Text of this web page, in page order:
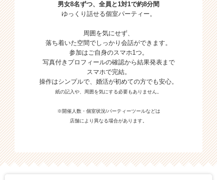
男女8名ずつ、全員と1対1で約8分間
ゆっくり話せる個室パーティー。
周囲を気にせず、
落ち着いた空間でしっかり会話ができます。
参加はご自身のスマホ1つ。
写真付きプロフィールの確認から結果発表まで
スマホで完結。
操作はシンプルで、婚活が初めての方でも安心。
紙の記入や、周囲を気にする必要もありません。
※開催人数・個室状況/パーティーツールなどは
店舗により異なる場合があります。